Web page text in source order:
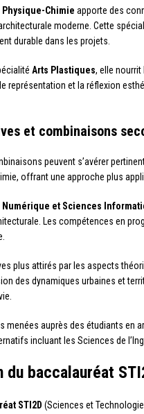
Physique-Chimie apporte des
moderne. Cette
durable dans les projets.
Arts Plastiques, elle nourrit
représentation et la réflexion
et combinaisons
peuvent s’avérer
offrant une approche plus
Numérique et Sciences
Les compétences en
plus attirés par les aspects
des dynamiques urbaines et
menées auprès des étudiants en
incluant les Sciences de
du baccalauréat
STI2D (Sciences et